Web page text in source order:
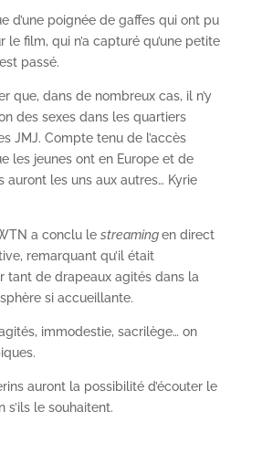
d’une poignée de gaffes qui ont pu
le film, qui n’a capturé qu’une petite
passé.
que, dans de nombreux cas, il n’y
des sexes dans les quartiers
JMJ. Compte tenu de l’accès
les jeunes ont en Europe et de
auront les uns aux autres… Kyrie
a conclu le streamingen direct
remarquant qu’il était
tant de drapeaux agités dans la
si accueillante.
immodestie, sacrilège… on
auront la possibilité d’écouter le
s’ils le souhaitent.